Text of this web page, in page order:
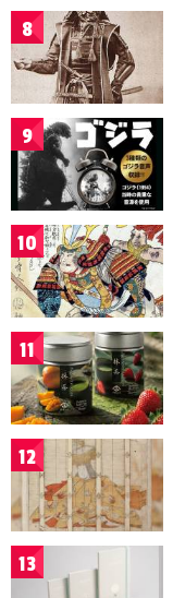
8
9
10
11
12
13